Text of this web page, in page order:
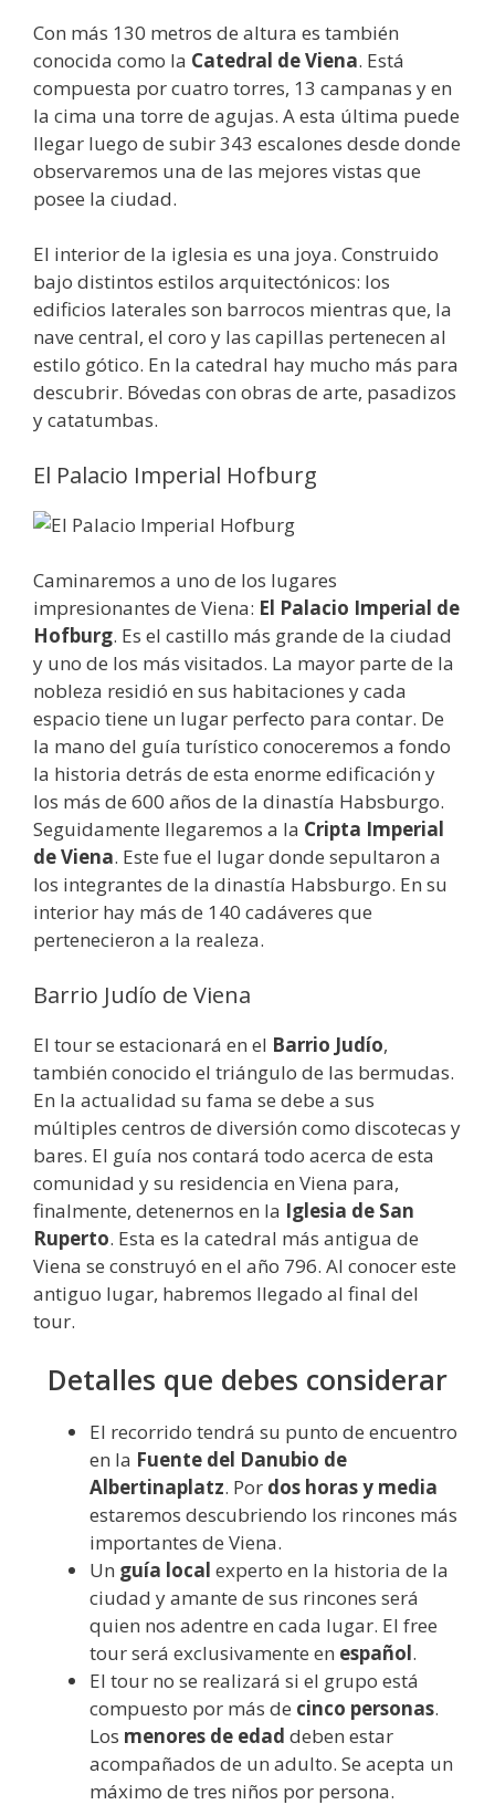
Con más 130 metros de altura es también
conocida como la Catedral de Viena. Está
compuesta por cuatro torres, 13 campanas y en
la cima una torre de agujas. A esta última puede
llegar luego de subir 343 escalones desde donde
observaremos una de las mejores vistas que
posee la ciudad.
El interior de la iglesia es una joya. Construido
bajo distintos estilos arquitectónicos: los
edificios laterales son barrocos mientras que, la
nave central, el coro y las capillas pertenecen al
estilo gótico. En la catedral hay mucho más para
descubrir. Bóvedas con obras de arte, pasadizos
y catatumbas.
El Palacio Imperial Hofburg
Caminaremos a uno de los lugares
impresionantes de Viena: El Palacio Imperial de
Hofburg. Es el castillo más grande de la ciudad
y uno de los más visitados. La mayor parte de la
nobleza residió en sus habitaciones y cada
espacio tiene un lugar perfecto para contar. De
la mano del guía turístico conoceremos a fondo
la historia detrás de esta enorme edificación y
los más de 600 años de la dinastía Habsburgo.
Seguidamente llegaremos a la Cripta Imperial
de Viena. Este fue el lugar donde sepultaron a
los integrantes de la dinastía Habsburgo. En su
interior hay más de 140 cadáveres que
pertenecieron a la realeza.
Barrio Judío de Viena
El tour se estacionará en el Barrio Judío,
también conocido el triángulo de las bermudas.
En la actualidad su fama se debe a sus
múltiples centros de diversión como discotecas y
bares. El guía nos contará todo acerca de esta
comunidad y su residencia en Viena para,
finalmente, detenernos en la Iglesia de San
Ruperto. Esta es la catedral más antigua de
Viena se construyó en el año 796. Al conocer este
antiguo lugar, habremos llegado al final del
tour.
Detalles que debes considerar
El recorrido tendrá su punto de encuentro
en la Fuente del Danubio de
Albertinaplatz. Por dos horas y media
estaremos descubriendo los rincones más
importantes de Viena.
Un guía local experto en la historia de la
ciudad y amante de sus rincones será
quien nos adentre en cada lugar. El free
tour será exclusivamente en español.
El tour no se realizará si el grupo está
compuesto por más de cinco personas.
Los menores de edad deben estar
acompañados de un adulto. Se acepta un
máximo de tres niños por persona.